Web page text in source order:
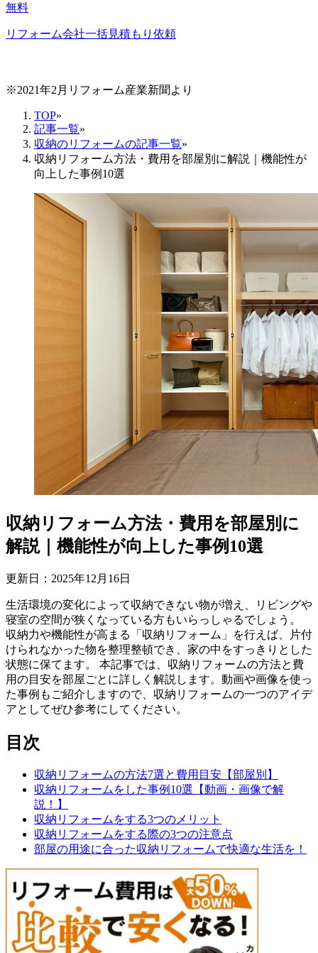
無料
リフォーム会社一括見積もり依頼
※2021年2月リフォーム産業新聞より
TOP»
記事一覧»
収納のリフォームの記事一覧»
収納リフォーム方法・費用を部屋別に解説｜機能性が
向上した事例10選
収納リフォーム方法・費用を部屋別に
解説｜機能性が向上した事例10選
更新日： 2025年12 月 16日
生活環境の変化によって収納できない物が増え、リビングや
寝室の空間が狭くなっている方もいらっしゃるでしょう。
収納力や機能性が高まる「収納リフォーム」を行えば、片付
けられなかった物を整理整頓でき、家の中をすっきりとした
状態に保てます。 本記事では、収納リフォームの方法と費
用の目安を部屋ごとに詳しく解説します。動画や画像を使っ
た事例もご紹介しますので、収納リフォームの一つのアイデ
アとしてぜひ参考にしてください。
目次
収納リフォームの方法7選と費用目安【部屋別】
収納リフォームをした事例10選【動画・画像で解
説！】
収納リフォームをする3つのメリット
収納リフォームをする際の3つの注意点
部屋の用途に合った収納リフォームで快適な生活を！